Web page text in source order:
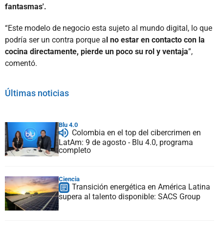
fantasmas'.
“Este modelo de negocio esta sujeto al mundo digital, lo que
podría ser un contra porque al no estar en contacto con la
cocina directamente, pierde un poco su rol y ventaja”,
comentó.
Últimas noticias
Blu 4.0
Colombia en el top del cibercrimen en
LatAm: 9 de agosto - Blu 4.0, programa
completo
Ciencia
Transición energética en América Latina
supera al talento disponible: SACS Group